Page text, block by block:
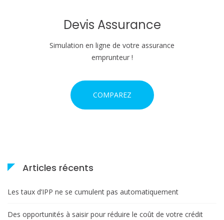
Devis Assurance
Simulation en ligne de votre assurance
emprunteur !
COMPAREZ
Articles récents
Les taux d’IPP ne se cumulent pas automatiquement
Des opportunités à saisir pour réduire le coût de votre crédit